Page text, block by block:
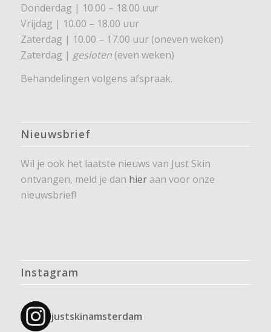
Donderdag | 10.00 – 18.00 uur
Vrijdag | 10.00 – 18.00 uur
Zaterdag | 10.00 – 17.00 uur (oneven weken)
Zaterdag | gesloten(even weken)
Behandelingen volgens afspraak.
Nieuwsbrief
Wil je ook het laatste nieuws van Just Skin
ontvangen, meld je dan hieraan voor onze
nieuwsbrief!
Instagram
justskinamsterdam